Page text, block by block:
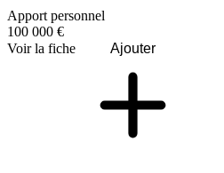
Apport personnel
100 000 €
Voir la fiche
Ajouter